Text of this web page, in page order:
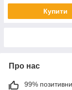
Купити
Про нас
99%